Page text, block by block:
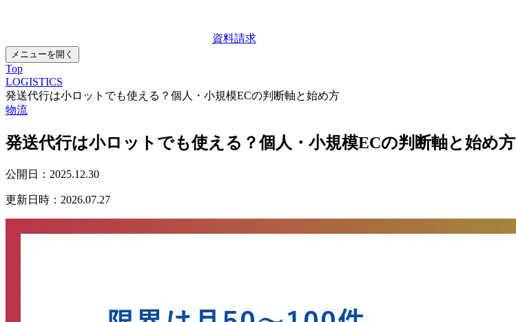
資料請求
メニューを開く
Top
LOGISTICS
発送代行は小ロットでも使える？個人・小規模ECの判断軸と始め方
物流
発送代行は小ロットでも使える？個人・小規模ECの判断軸と始め方
公開日： 2025.12.30
更新日時： 2026.07.27